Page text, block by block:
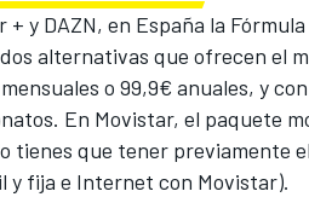
y DAZN, en España la
alternativas que ofrecen el
o 99,9€ anuales, y
En Movistar, el paquete
tienes que tener previamente
y fija e Internet con Movistar).